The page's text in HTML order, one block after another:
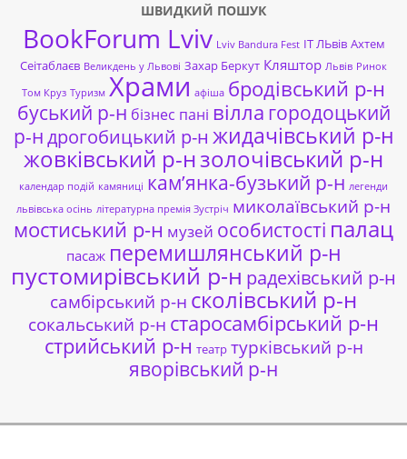
ШВИДКИЙ ПОШУК
BookForum Lviv Lviv Bandura Fest ІТ ЛЬвів Ахтем
Сеітаблаєв Великдень у Львові Захар Беркут Кляштор Львів Ринок
Том Круз Туризм Храми афіша бродівський р-н
буський р-н бізнес пані вілла городоцький
р-ндрогобицький р-н жидачівський р-н
жовківський р-нзолочівський р-н
календар подій камяниці кам’янка-бузький р-н легенди
львівська осінь літературна премія Зустріч миколаївський р-н
мостиський р-н музей особистості палац
пасаж перемишлянський р-н
пустомирівський р-н радехівський р-н
самбірський р-н сколівський р-н
сокальський р-н старосамбірський р-н
стрийський р-н театр турківський р-н
яворівський р-н